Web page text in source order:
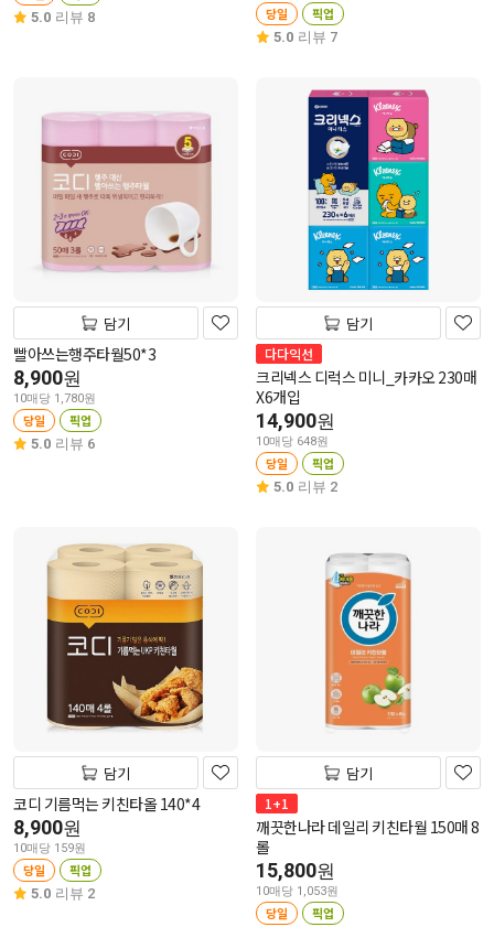
5.0 리뷰 8 당일 픽업
5.0 리뷰 7
담기
빨아쓰는행주타월50*3
8,900원
10매당 1,780원
당일 픽업
5.0 리뷰 6
담기
다다익선
크리넥스 디럭스 미니_카카오 230매
X6개입
14,900원
10매당 648원
당일 픽업
5.0 리뷰 2
담기
코디 기름먹는 키친타올 140*4
8,900원
10매당 159원
당일 픽업
5.0 리뷰 2
담기
1+1
깨끗한나라 데일리 키친타월 150매 8
롤
15,800원
10매당 1,053원
당일 픽업